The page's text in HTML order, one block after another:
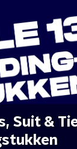
Suit &